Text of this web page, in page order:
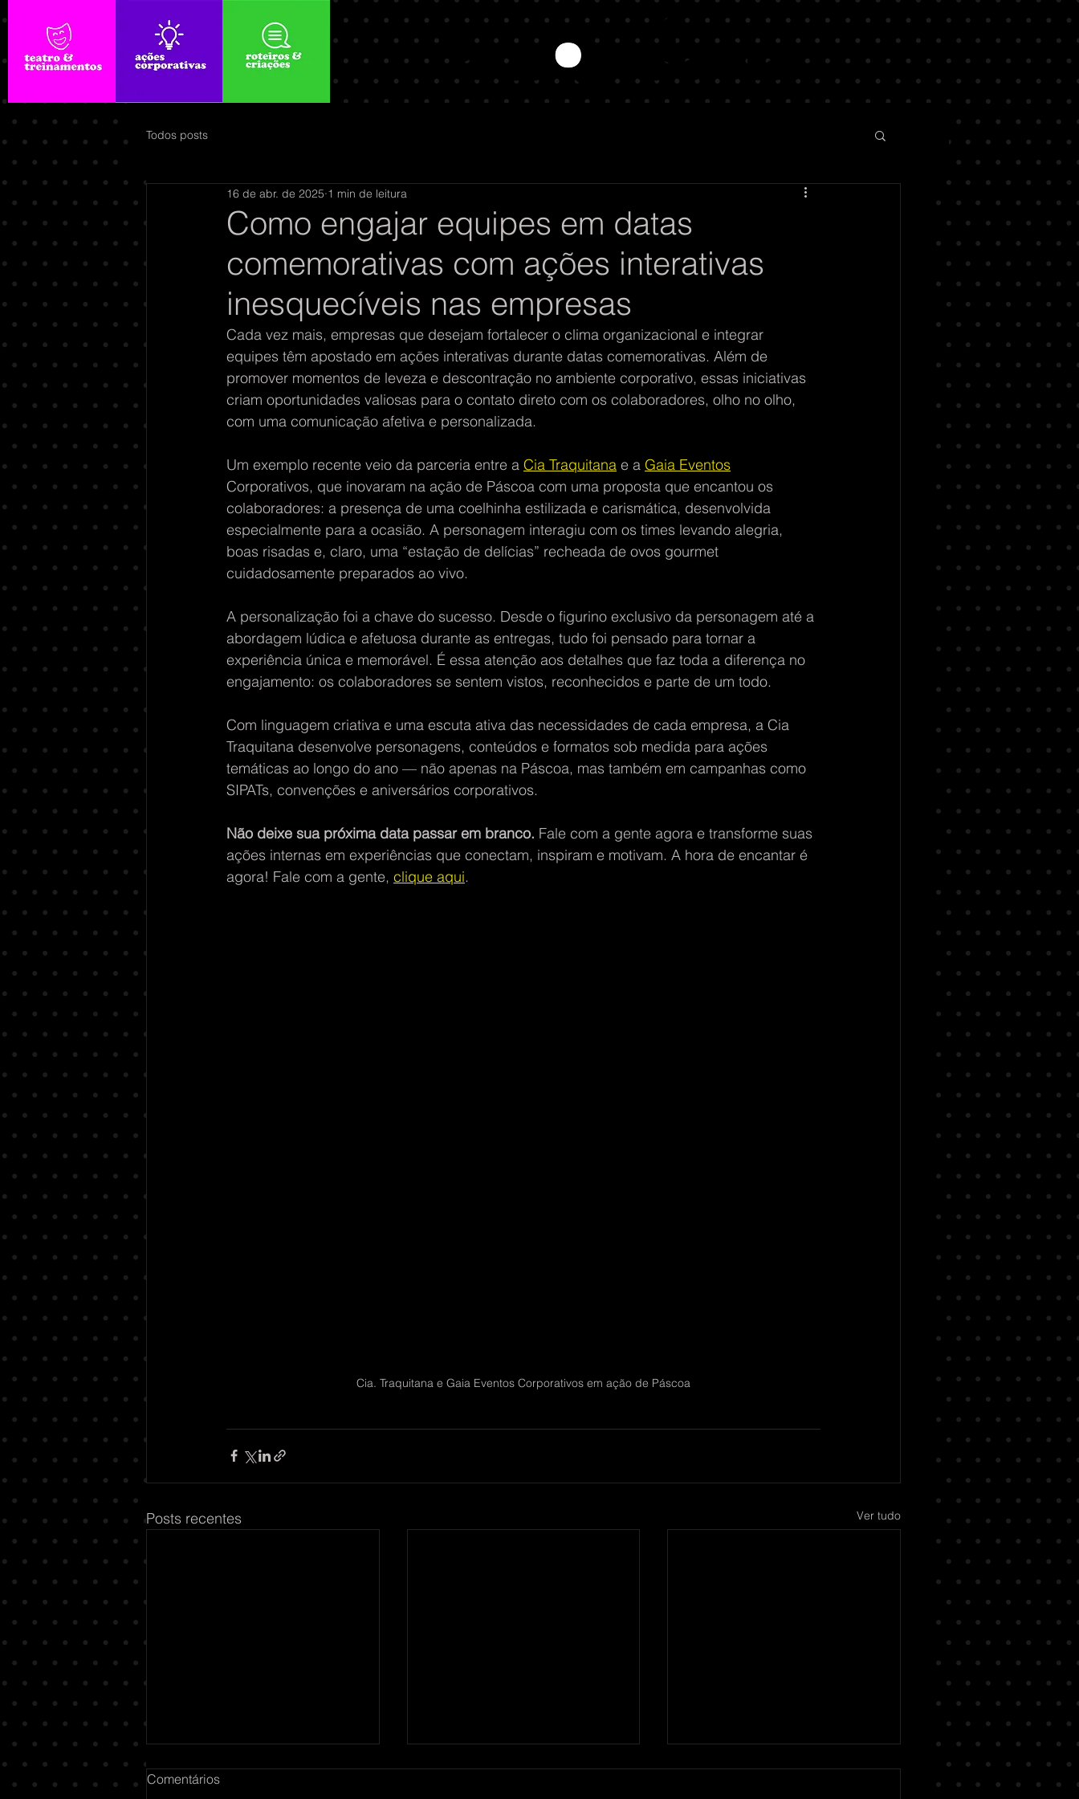
Todos posts
Como engajar equipes em datas
comemorativas com ações interativas
inesquecíveis nas empresas
16 de abr. de 2025 1 min de leitura
Cada vez mais, empresas que desejam fortalecer o clima organizacional e integrar
equipes têm apostado em ações interativas durante datas comemorativas. Além de
promover momentos de leveza e descontração no ambiente corporativo, essas iniciativas
criam oportunidades valiosas para o contato direto com os colaboradores, olho no olho,
com uma comunicação afetiva e personalizada.
Um exemplo recente veio da parceria entre a Cia Traquitana e a Gaia Eventos
Corporativos, que inovaram na ação de Páscoa com uma proposta que encantou os
colaboradores: a presença de uma coelhinha estilizada e carismática, desenvolvida
especialmente para a ocasião. A personagem interagiu com os times levando alegria,
boas risadas e, claro, uma “estação de delícias” recheada de ovos gourmet
cuidadosamente preparados ao vivo.
A personalização foi a chave do sucesso. Desde o figurino exclusivo da personagem até a
abordagem lúdica e afetuosa durante as entregas, tudo foi pensado para tornar a
experiência única e memorável. É essa atenção aos detalhes que faz toda a diferença no
engajamento: os colaboradores se sentem vistos, reconhecidos e parte de um todo.
Com linguagem criativa e uma escuta ativa das necessidades de cada empresa, a Cia
Traquitana desenvolve personagens, conteúdos e formatos sob medida para ações
temáticas ao longo do ano — não apenas na Páscoa, mas também em campanhas como
SIPATs, convenções e aniversários corporativos.
Não deixe sua próxima data passar em branco. Fale com a gente agora e transforme suas
ações internas em experiências que conectam, inspiram e motivam. A hora de encantar é
agora! Fale com a gente, clique aqui.
Cia. Traquitana e Gaia Eventos Corporativos em ação de Páscoa
Posts recentes Ver tudo
Comentários